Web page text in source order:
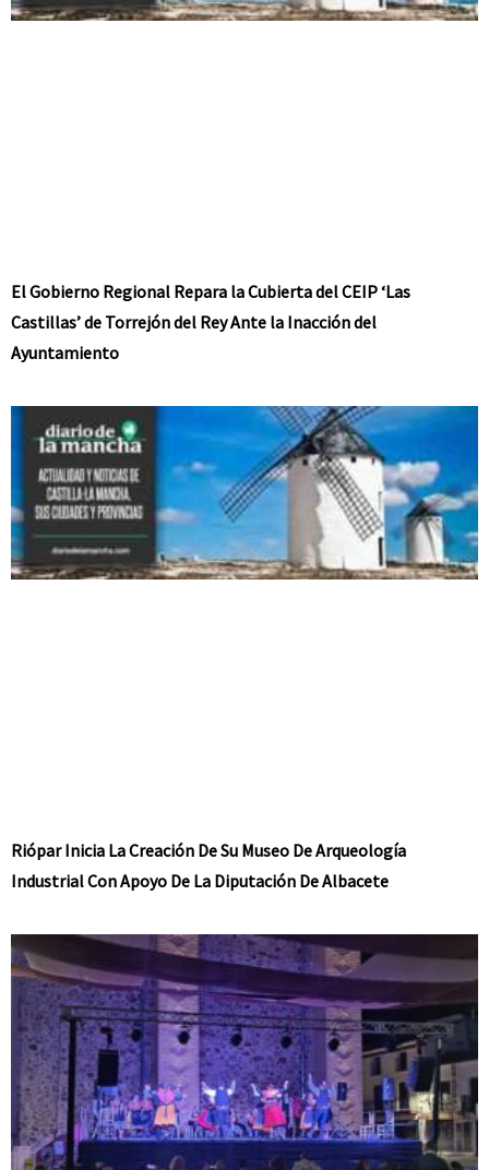
El Gobierno Regional Repara la Cubierta del CEIP ‘Las
Castillas’ de Torrejón del Rey Ante la Inacción del
Ayuntamiento
Riópar Inicia La Creación De Su Museo De Arqueología
Industrial Con Apoyo De La Diputación De Albacete